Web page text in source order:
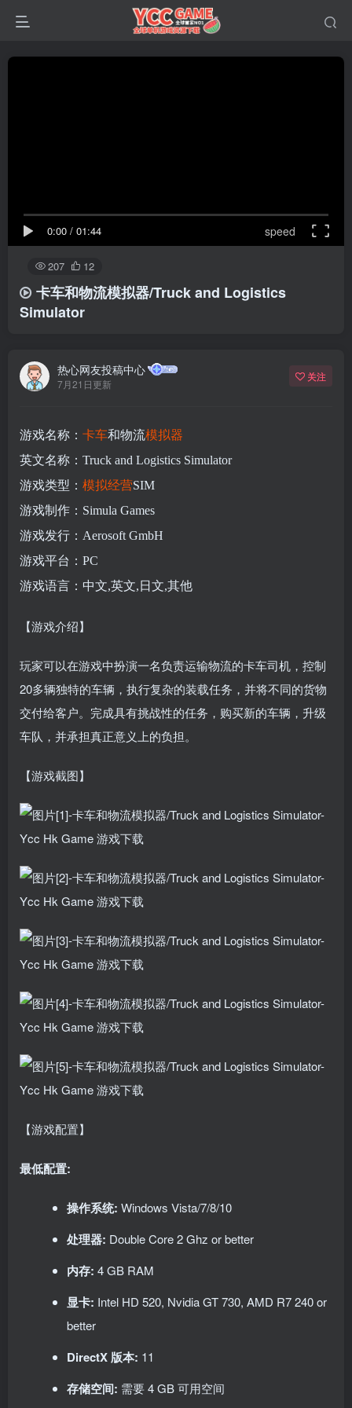
0:00 / 01:44 speed
207 12
卡车和物流模拟器/Truck and Logistics
Simulator
热心网友投稿中心
7月21日更新
关注
游戏名称： 卡车和物流模拟器
英文名称：Truck and Logistics Simulator
游戏类型： 模拟经营SIM
游戏制作：Simula Games
游戏发行：Aerosoft GmbH
游戏平台：PC
游戏语言：中文,英文,日文,其他
【游戏介绍】
玩家可以在游戏中扮演一名负责运输物流的卡车司机，控制
20多辆独特的车辆，执行复杂的装载任务，并将不同的货物
交付给客户。完成具有挑战性的任务，购买新的车辆，升级
车队，并承担真正意义上的负担。
【游戏截图】
【游戏配置】
最低配置:
操作系统: Windows Vista/7/8/10
处理器: Double Core 2 Ghz or better
内存: 4 GB RAM
显卡: Intel HD 520, Nvidia GT 730, AMD R7 240 or
better
DirectX 版本: 11
存储空间: 需要 4 GB 可用空间